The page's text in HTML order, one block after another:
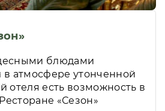
блюдами
в атмосфере утонченной
отеля есть возможность в
«Сезон»